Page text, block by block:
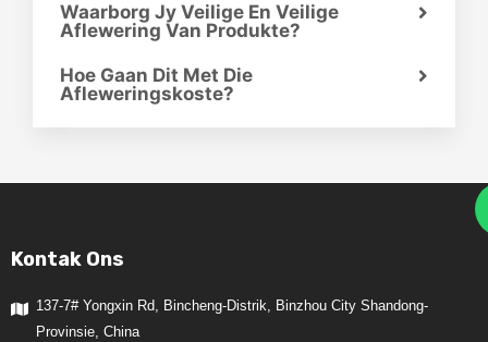
Waarborg Jy Veilige En Veilige
Aflewering Van Produkte?
Hoe Gaan Dit Met Die
Afleweringskoste?
Kontak Ons
137-7# Yongxin Rd, Bincheng-Distrik, Binzhou City Shandong-
Provinsie, China